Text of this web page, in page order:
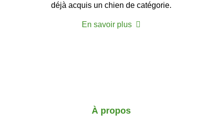
déjà acquis un chien de catégorie.
En savoir plus
À propos